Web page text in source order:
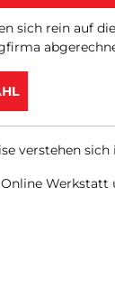
sich rein auf
verstehen